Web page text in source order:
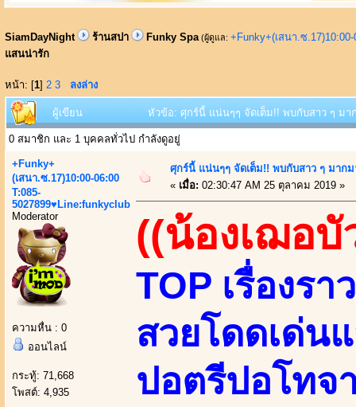
SiamDayNight ร้านสปา Funky Spa (ผู้ดูแล: +Funky+(เสนา.ซ
แสนน่ารัก
หน้า: [1] 2 3 ลงล่าง
ผู้เขียน หัวข้อ: ศุกร์นี้ แน่นๆๆ จัดเต็ม!! พบกับสาว ๆ มา
0 สมาชิก และ 1 บุคคลทั่วไป กำลังดูอยู่
+Funky+
(เสนา.ซ.17)10:00-06:00
T:085-
5027899♥Line:funkyclub
Moderator
ความหื่น : 0
ออนไลน์
กระทู้: 71,668
โพสต์: 4,935
ศุกร์นี้ แน่นๆๆ จัดเต็ม!! พบกับสาว ๆ มาก
« เมื่อ: 02:30:47 AM 25 ตุลาคม 2019 »
((น้องเฌอบั
TOP เรื่องร
สวยโดดเด่น
ปอตรีปอโทจ